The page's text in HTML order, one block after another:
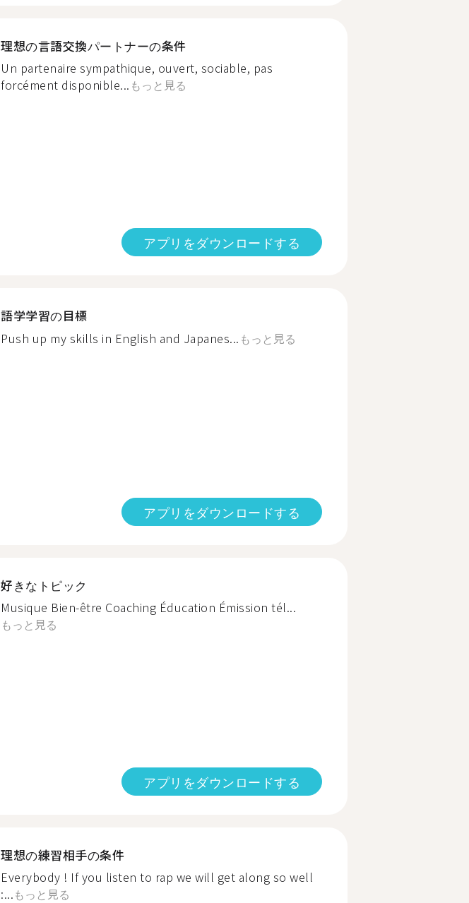
理想の言語交換パートナーの条件
Un partenaire sympathique, ouvert, sociable, pas
forcément disponible... もっと見る
アプリをダウンロードする
語学学習の目標
Push up my skills in English and Japanes... もっと見る
アプリをダウンロードする
好きなトピック
Musique Bien-être Coaching Éducation Émission tél...
もっと見る
アプリをダウンロードする
理想の練習相手の条件
Everybody ! If you listen to rap we will get along so well
:...もっと見る